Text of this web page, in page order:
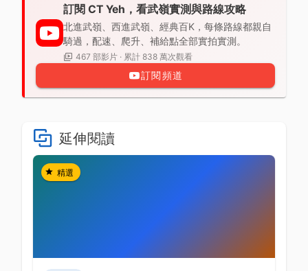
訂閱 CT Yeh，看武嶺實測與路線攻略
北進武嶺、西進武嶺、經典百K，每條路線都親自
騎過，配速、爬升、補給點全部實拍實測。
467 部影片 · 累計 838 萬次觀看
訂閱頻道
延伸閱讀
精選